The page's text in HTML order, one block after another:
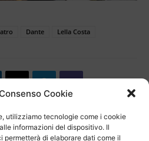
Cookie
utilizziamo tecnologie come i cookie
informazioni del dispositivo. Il
permetterà di elaborare dati come il
Dante Lella Costa
Prossimo articolo